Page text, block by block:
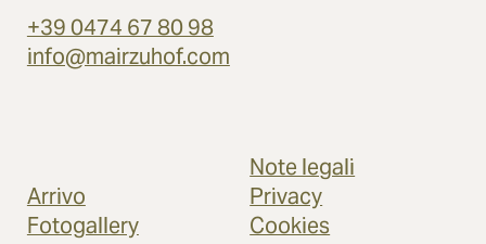
+39 0474 67 80 98
info@mairzuhof.com
Arrivo
Fotogallery
Note legali
Privacy
Cookies